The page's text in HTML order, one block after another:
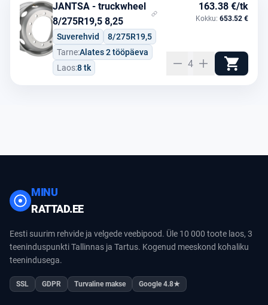
JANTSA - truckwheel
8/275R19,5 8,25
Suverehvid
8/275R19,5
Tarne:Alates 2 tööpäeva
Laos:8 tk
163.38 €/tk
Kokku: 653.52 €
4
MINU
RATTAD.EE
Eesti suurim rehvide ja velgede veebipood. Üle 10 000 toote laos, 3
teeninduspunkti Tallinnas ja Tartus. Kogenud meeskond kohaliku
teenindusega.
SSL GDPR Turvaline makse Google 4.8★